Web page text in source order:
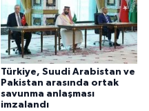
Türkiye, Suudi Arabistan ve
Pakistan arasında ortak
savunma anlaşması
imzalandı